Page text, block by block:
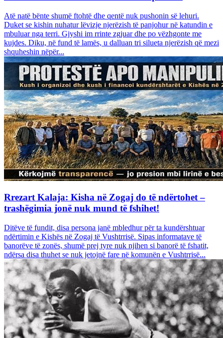
Atë natë bënte shumë ftohtë dhe qentë nuk pushonin së lehuri.
Duket se kishin nuhatur lëvizje njerëzish të panjohur në katundin e
mbuluar nga terri. Gjyshi im rrinte zgjuar dhe po vëzhgonte me
kujdes. Diku, në fund të lamës, u dalluan tri silueta njerëzish që mezi
shquheshin nëpër...
Rrezart Kalaja: Kisha në Zogaj do të ndërtohet –
trashëgimia jonë nuk mund të fshihet!
Ditëve të fundit, disa persona janë mbledhur për ta kundërshtuar
ndërtimin e Kishës në Zogaj të Vushtrrisë. Sipas informatave të
banorëve të zonës, shumë prej tyre nuk njihen si banorë të fshatit,
ndërsa disa thuhet se nuk jetojnë fare në komunën e Vushtrrisë...